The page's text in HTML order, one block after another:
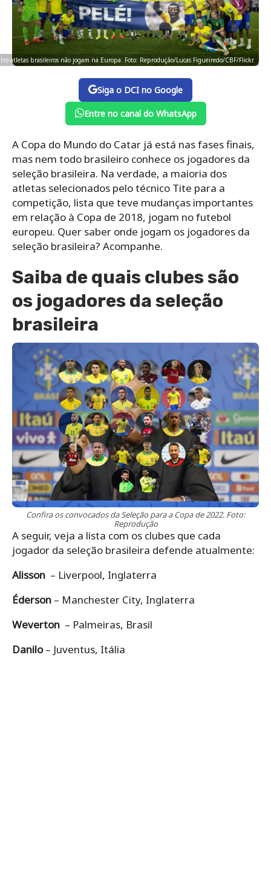
atletas brasileiros não jogam na Europa. Foto: Reprodução/Lucas Figueiredo/CBF/Flickr
Siga o DCI no Google
Entre no canal do WhatsApp
A Copa do Mundo do Catar já está nas fases finais,
mas nem todo brasileiro conhece os jogadores da
seleção brasileira. Na verdade, a maioria dos
atletas selecionados pelo técnico Tite para a
competição, lista que teve mudanças importantes
em relação à Copa de 2018, jogam no futebol
europeu. Quer saber onde jogam os jogadores da
seleção brasileira? Acompanhe.
Saiba de quais clubes são
os jogadores da seleção
brasileira
Confira os convocados da Seleção para a Copa de 2022. Foto:
Reprodução
A seguir, veja a lista com os clubes que cada
jogador da seleção brasileira defende atualmente:
Alisson – Liverpool, Inglaterra
Éderson – Manchester City, Inglaterra
Weverton – Palmeiras, Brasil
Danilo– Juventus, Itália